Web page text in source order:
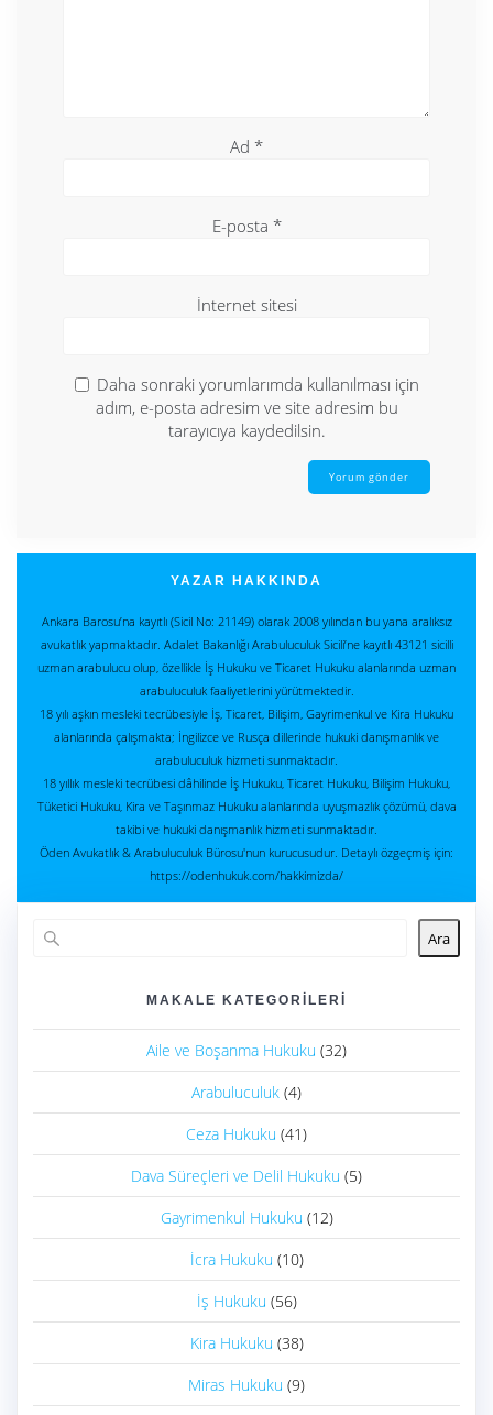
Ad *
E-posta *
İnternet sitesi
Daha sonraki yorumlarımda kullanılması için
adım, e-posta adresim ve site adresim bu
tarayıcıya kaydedilsin.
YAZAR HAKKINDA
Ankara Barosu’na kayıtlı (Sicil No: 21149) olarak 2008 yılından bu yana aralıksız
avukatlık yapmaktadır. Adalet Bakanlığı Arabuluculuk Sicili’ne kayıtlı 43121 sicilli
uzman arabulucu olup, özellikle İş Hukuku ve Ticaret Hukuku alanlarında uzman
arabuluculuk faaliyetlerini yürütmektedir.
18 yılı aşkın mesleki tecrübesiyle İş, Ticaret, Bilişim, Gayrimenkul ve Kira Hukuku
alanlarında çalışmakta; İngilizce ve Rusça dillerinde hukuki danışmanlık ve
arabuluculuk hizmeti sunmaktadır.
18 yıllık mesleki tecrübesi dâhilinde İş Hukuku, Ticaret Hukuku, Bilişim Hukuku,
Tüketici Hukuku, Kira ve Taşınmaz Hukuku alanlarında uyuşmazlık çözümü, dava
takibi ve hukuki danışmanlık hizmeti sunmaktadır.
Öden Avukatlık & Arabuluculuk Bürosu'nun kurucusudur. Detaylı özgeçmiş için:
https://odenhukuk.com/hakkimizda/
Ara
MAKALE KATEGORILERI
Aile ve Boşanma Hukuku (32)
Arabuluculuk (4)
Ceza Hukuku (41)
Dava Süreçleri ve Delil Hukuku (5)
Gayrimenkul Hukuku (12)
İcra Hukuku (10)
İş Hukuku (56)
Kira Hukuku (38)
Miras Hukuku (9)